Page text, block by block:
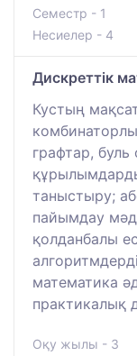
Семестр - 1
Несиелер - 4
Дискреттік
Кустың
графтар,
таныстыру;
пайымдау
қолданбалы
математика
практикалық
Оқу жылы - 3